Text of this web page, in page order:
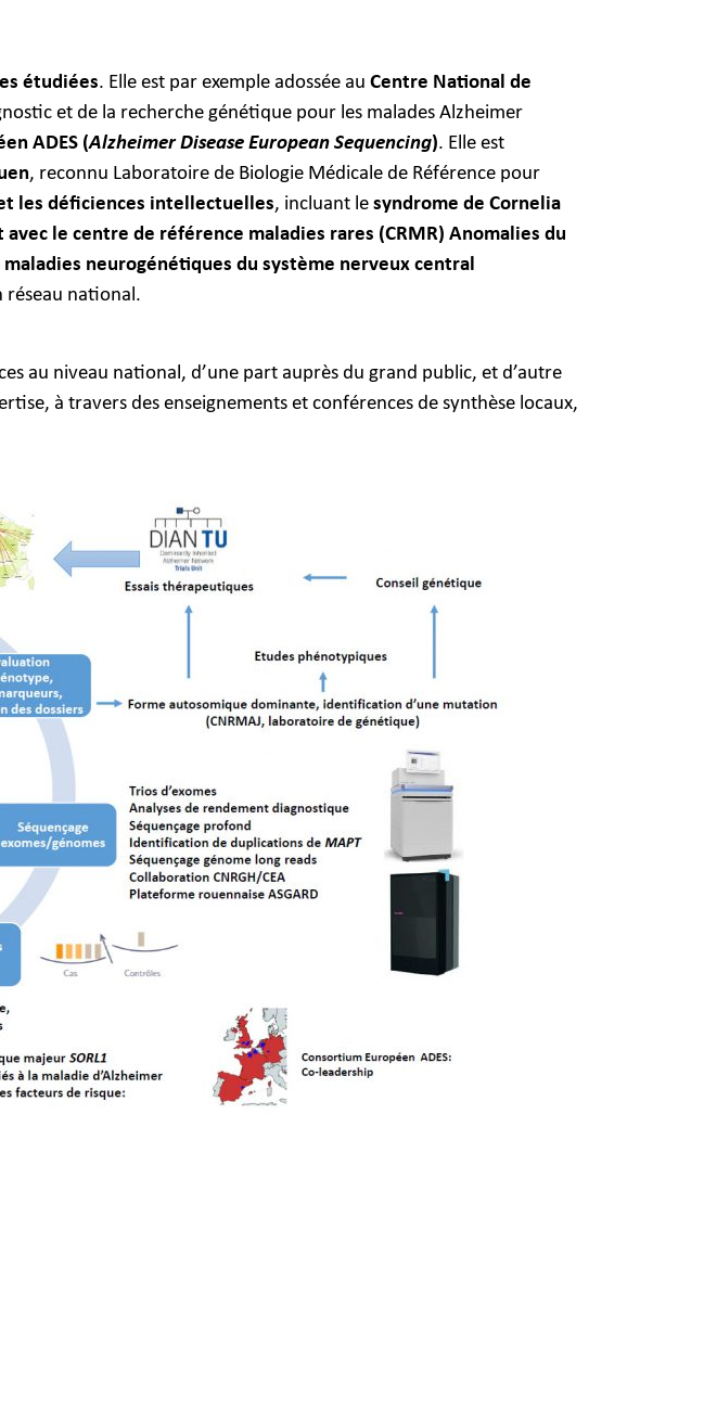
étudiées. Elle est par exemple adossée auCentre National de
et de la recherche génétique pour les malades Alzheimer
ADES (Alzheimer Disease European Sequencing). Elle est
, reconnu Laboratoire de Biologie Médicale de Référence pour
les déficiences intellectuelles, incluant lesyndrome de Cornelia
le centre de référence maladies rares (CRMR) Anomalies du
neurogénétiques du système nerveux central
réseau national.
au niveau national, d’une part auprès du grand public, et d’autre
à travers des enseignements et conférences de synthèse locaux,